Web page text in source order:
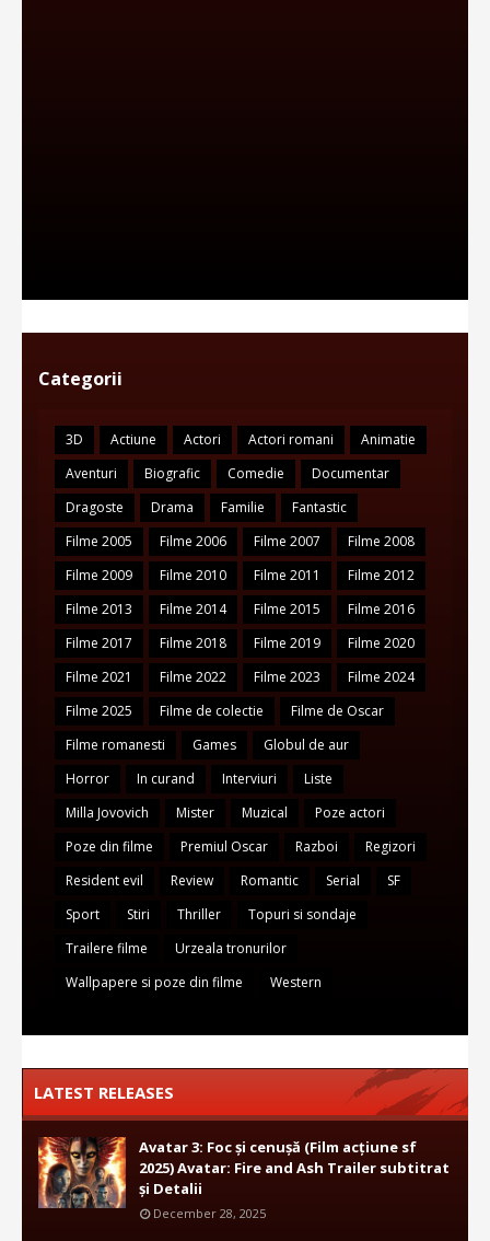
Categorii
3D Actiune Actori Actori romani
Animatie
Aventuri
Biografic Comedie
Documentar
Dragoste
Drama Familie
Fantastic
Filme 2005
Filme 2006 Filme 2007
Filme 2008
Filme 2009
Filme 2010 Filme 2011
Filme 2012
Filme 2013
Filme 2014 Filme 2015
Filme 2016
Filme 2017
Filme 2018 Filme 2019
Filme 2020
Filme 2021
Filme 2022 Filme 2023
Filme 2024
Filme 2025
Filme de colectie
Filme de Oscar
Filme romanesti
Games
Globul de aur
Horror
In curand Interviuri
Liste
Milla Jovovich
Mister Muzical
Poze actori
Poze din filme
Premiul Oscar Razboi
Regizori
Resident evil
Review Romantic Serial
SF
Sport
Stiri Thriller
Topuri si sondaje
Trailere filme
Urzeala tronurilor
Wallpapere si poze din filme
Western
LATEST RELEASES
Avatar 3: Foc și cenușă (Film acțiune sf
2025) Avatar: Fire and Ash Trailer subtitrat
și Detalii
December 28, 2025